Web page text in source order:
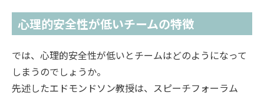
心理的安全性が低いチームの特徴
では、心理的安全性が低いとチームはどのようになって
しまうのでしょうか。
先述したエドモンドソン教授は、スピーチフォーラム